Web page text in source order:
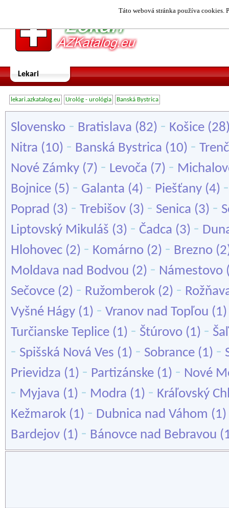
Táto webová stránka používa cookies.
Lekari
lekari.azkatalog.eu Urológ - urológia Banská Bystrica
Slovensko - Bratislava (82) - Košice
Nitra (10) - Banská Bystrica (10) -
Nové Zámky (7) - Levoča (7) -
Bojnice (5) - Galanta (4) - Piešťany (4)
Poprad (3) - Trebišov (3) - Senica (3) -
Liptovský Mikuláš (3) - Čadca (3) -
Hlohovec (2) - Komárno (2) - Brezno
Moldava nad Bodvou (2) - Námestovo
Sečovce (2) - Ružomberok (2) -
Vyšné Hágy (1) - Vranov nad Topľou
Turčianske Teplice (1) - Štúrovo (1) -
- Spišská Nová Ves (1) - Sobrance (1) -
Prievidza (1) - Partizánske (1) - Nové
- Myjava (1) - Modra (1) - Kráľovský
Kežmarok (1) - Dubnica nad Váhom (1)
Bardejov (1) - Bánovce nad Bebravou